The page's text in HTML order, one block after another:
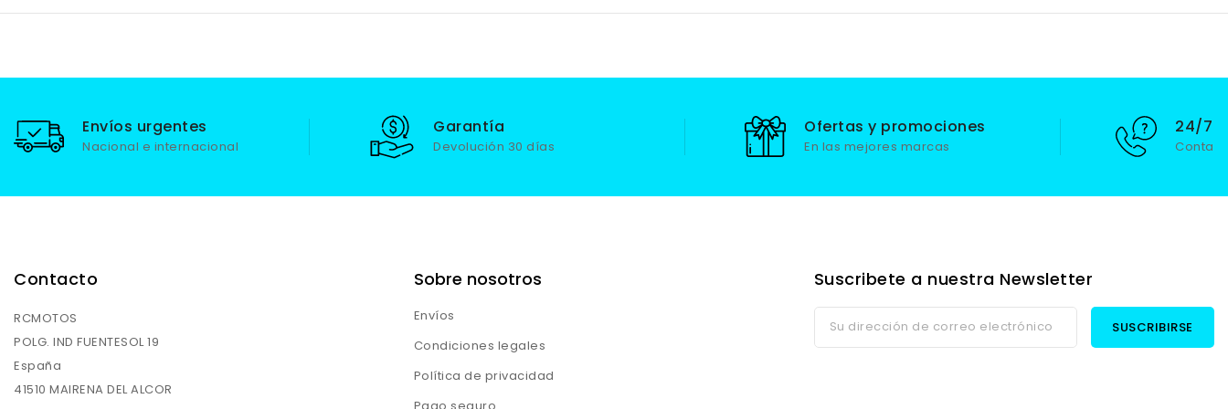
Envíos urgentes
Nacional e internacional
Garantía
Devolución 30 días
Ofertas y promociones
En las mejores marcas
24/7
Contacto
RCMOTOS
POLG. IND FUENTESOL 19
España
41510 MAIRENA DEL ALCOR
Sobre nosotros
Envíos
Condiciones legales
Política de privacidad
Suscribete a nuestra Newsletter